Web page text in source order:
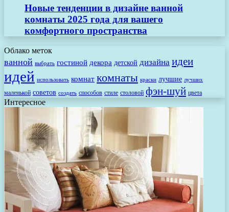
Новые тенденции в дизайне ванной
комнаты 2025 года для вашего
комфортного пространства
Облако меток
ванной выбрать гостиной декора детской дизайна идеи
идей использовать комнат комнаты краски лучшие лучших
маленькой советов создать способов стиле столовой фэн-шуй цвета
Интересное